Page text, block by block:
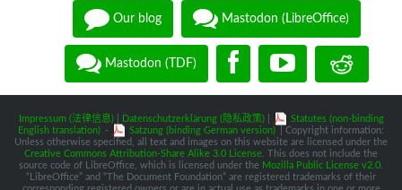
Our blog Mastodon (LibreOffice)
Mastodon (TDF)
Impressum (法律信息)| Datenschutzerklärung (隐私政策)|
Statutes (non-binding
English translation) - Satzung (binding German version)
| Copyright information:
Unless otherwise specified, all text and images on this website are licensed under the
Creative Commons Attribution-Share Alike 3.0 License . This does not include the
source code of LibreOffice, which is licensed under the Mozilla Public License v2.0
“LibreOffice” and “The Document Foundation” are registered trademarks of their